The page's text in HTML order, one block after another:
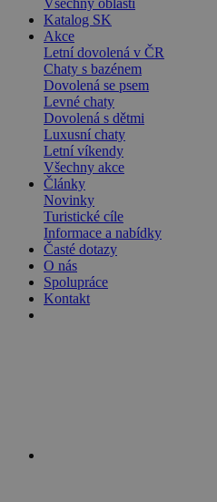
Všechny oblasti
Katalog SK
Akce
Letní dovolená v ČR
Chaty s bazénem
Dovolená se psem
Levné chaty
Dovolená s dětmi
Luxusní chaty
Letní víkendy
Všechny akce
Články
Novinky
Turistické cíle
Informace a nabídky
Časté dotazy
O nás
Spolupráce
Kontakt